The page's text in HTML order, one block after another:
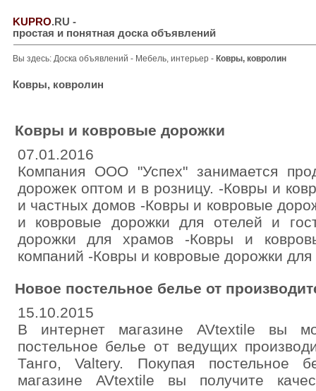
KUPRO.RU -
простая и понятная доска объявлений
Вы здесь: Доска объявлений - Мебель, интерьер - Ковры, ковролин
Ковры, ковролин
Ковры и ковровые дорожки
07.01.2016
Компания ООО "Успех" занимается
дорожек оптом и в розницу. -Ковры и
и частных домов -Ковры и ковровые
и ковровые дорожки для отелей и
дорожки для храмов -Ковры и
компаний -Ковры и ковровые дорожки для
Новое постельное белье от
15.10.2015
В интернет магазине AVtextile вы
постельное белье от ведущих
Танго, Valtery. Покупая постельное
магазине AVtextile вы получите